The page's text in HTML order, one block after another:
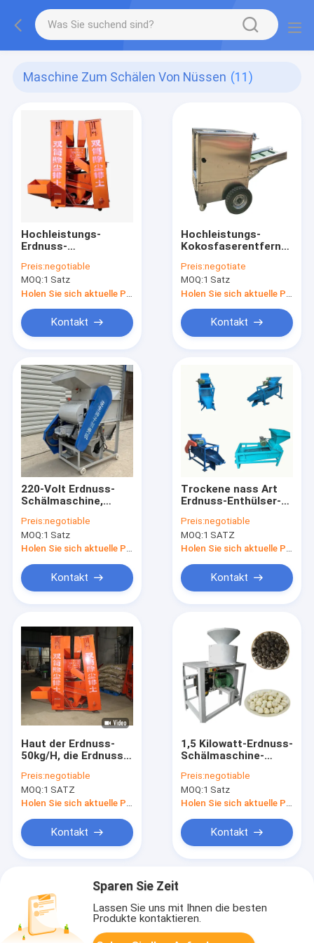
Maschine Zum Schälen Von Nüssen (11)
Hochleistungs-
Erdnuss-
niedrige Bruch-Rate
kundengebundener
Farbe
Preis:negotiable
MOQ:1 Satz
Kontakt
Hochleistungs-
Kokosfaserentferner
Schälmaschine mit 3
kW Leistung
Preis:negotiate
MOQ:1 Satz
Kontakt
220-Volt Erdnuss-
Schälmaschine,
Mandelschälmaschine
Hochleistung
Preis:negotiable
MOQ:1 Satz
Kontakt
Trockene nass Art
Erdnuss-Enthülser-
Erdnuss-
Schälmaschine-
400kg/H
Preis:negotiable
MOQ:1 SATZ
Kontakt
Haut der Erdnuss-
50kg/H, die Erdnuss
Maschinen-3kw
entfernt
Preis:negotiable
MOQ:1 SATZ
Holen Sie sich aktuelle Preis
Kontakt
1,5 Kilowatt-Erdnuss-
Schälmaschine-
Schälmaschine 200-
300 kg/h
Preis:negotiable
MOQ:1 Satz
Holen Sie sich aktuelle Preis
Kontakt
Sparen Sie Zeit
Lassen Sie uns mit Ihnen die besten
Produkte kontaktieren.